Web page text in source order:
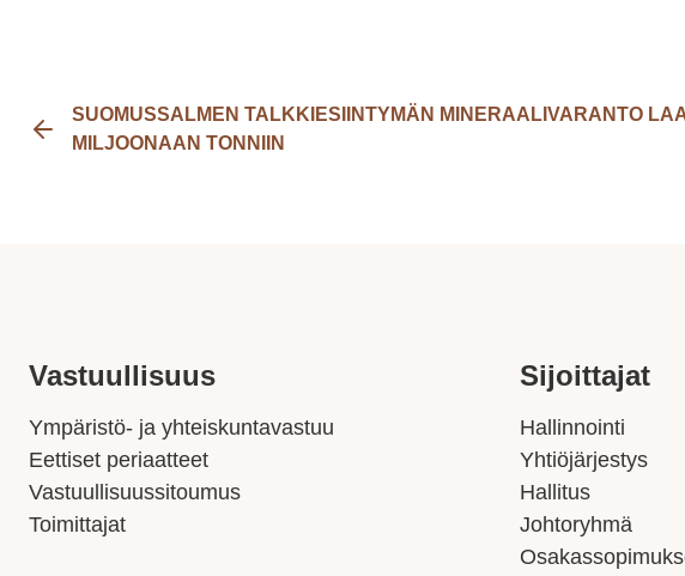
SUOMUSSALMEN TALKKIESIINTYMÄN MINERAALIVARANTO
MILJOONAAN TONNIIN
Vastuullisuus
Ympäristö- ja yhteiskuntavastuu
Eettiset periaatteet
Vastuullisuussitoumus
Toimittajat
Sijoittajat
Hallinnointi
Yhtiöjärjestys
Hallitus
Johtoryhmä